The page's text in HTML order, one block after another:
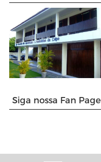
Siga nossa Fan Page